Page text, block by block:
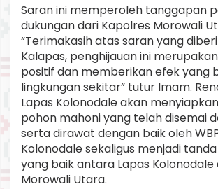
Saran ini memperoleh tanggapan
dukungan dari Kapolres Morowali
“Terimakasih atas saran yang
Kalapas, penghijauan ini
positif dan memberikan efek yang
lingkungan sekitar” tutur Imam.
Lapas Kolonodale akan
pohon mahoni yang telah disemai
serta dirawat dengan baik oleh
Kolonodale sekaligus menjadi
yang baik antara Lapas Kolonodale
Morowali Utara.